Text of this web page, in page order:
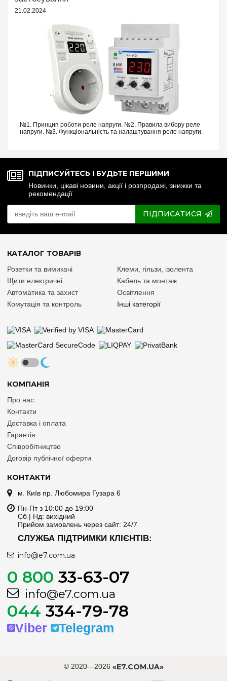
DEVIreg дозволить повністю знеструмити систему навесні та
влітку, зберігаючи ресурс кабелю та заощаджуючи
електроенергію.
Захистіть інженерні мережі свого будинку від зимових морозів!
Замовляйте оригінальний нагрівальний кабель та автоматику
захисту труб від замерзанняна e7.com.ua. Ми
гарантуємо автентичність продукції з офіційною гарантією від
виробника та організуємо швидку відправку по всій Україні.
21.02.2024
№1. Принцип роботи реле напруги. №2. Правила вибору реле
напруги. №3. Функціональність та налаштування реле напруги.
ПІДПИСУЙТЕСЬ І БУДЬТЕ ПЕРШИМИ
Новинки, цікаві новини, акції і розпродажі, знижки та
рекомендації
ПІДПИСАТИСЯ
КОНТАКТИ
м. Київ пр. Любомира Гузара 6
Пн-Пт з 10:00 до 19:00
Сб | Нд: вихідний
Прийом замовлень через сайт: 24/7
СЛУЖБА ПІДТРИМКИ КЛІЄНТІВ:
info@e7.com.ua
0 800 33-63-07
info@e7.com.ua
044 334-79-78
Viber Telegram
КОМПАНІЯ
Про нас
Контакти
Доставка і оплата
Гарантія
Співробітництво
Договір публічної оферти
КАТАЛОГ ТОВАРІВ
Розетки та вимикачі
Щити електричні
Автоматика та захист
Комутація та контроль
Клеми, гільзи, ізолента
Кабель та монтаж
Освітлення
Інші категорії
© 2020—2026 «E7.COM.UA»